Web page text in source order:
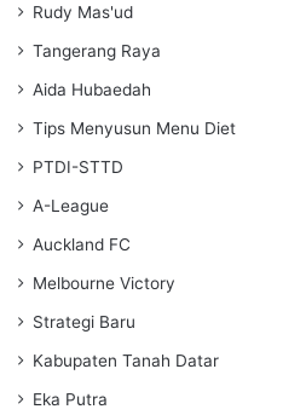
Rudy Mas'ud
Tangerang Raya
Aida Hubaedah
Tips Menyusun Menu Diet
PTDI-STTD
A-League
Auckland FC
Melbourne Victory
Strategi Baru
Kabupaten Tanah Datar
Eka Putra